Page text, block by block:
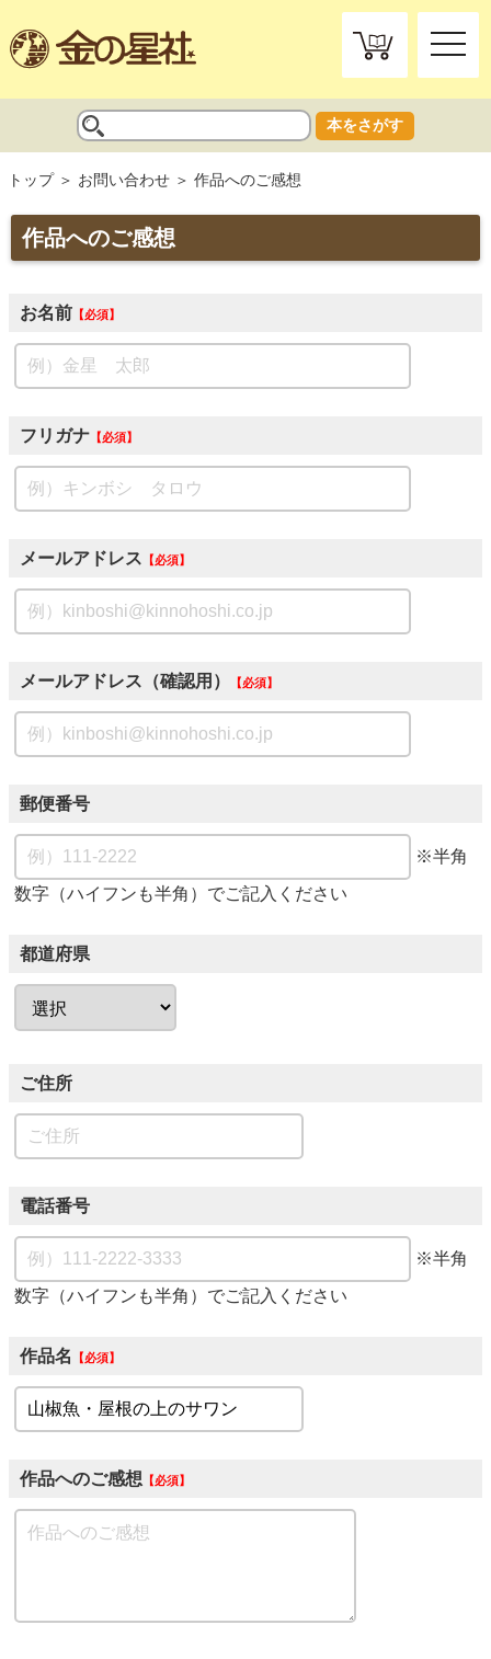
toggle
本をさがす
トップ お問い合わせ 作品へのご感想
作品へのご感想
お名前 必須
フリガナ 必須
メールアドレス 必須
メールアドレス（確認用） 必須
郵便番号
※半角
数字（ハイフンも半角）でご記入ください
都道府県
ご住所
電話番号
※半角
数字（ハイフンも半角）でご記入ください
作品名 必須
作品へのご感想 必須